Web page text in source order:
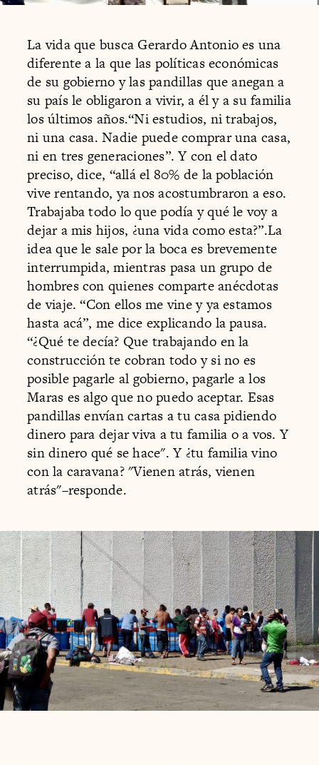
La vida que busca Gerardo Antonio es una
diferente a la que las políticas económicas
de su gobierno y las pandillas que anegan a
su país le obligaron a vivir, a él y a su familia
los últimos años.“Ni estudios, ni trabajos,
ni una casa. Nadie puede comprar una casa,
ni en tres generaciones”. Y con el dato
preciso, dice, “allá el 80% de la población
vive rentando, ya nos acostumbraron a eso.
Trabajaba todo lo que podía y qué le voy a
dejar a mis hijos, ¿una vida como esta?”.La
idea que le sale por la boca es brevemente
interrumpida, mientras pasa un grupo de
hombres con quienes comparte anécdotas
de viaje. “Con ellos me vine y ya estamos
hasta acá”, me dice explicando la pausa.
“¿Qué te decía? Que trabajando en la
construcción te cobran todo y si no es
posible pagarle al gobierno, pagarle a los
Maras es algo que no puedo aceptar. Esas
pandillas envían cartas a tu casa pidiendo
dinero para dejar viva a tu familia o a vos. Y
sin dinero qué se hace". Y ¿tu familia vino
con la caravana? "Vienen atrás, vienen
atrás"–responde.